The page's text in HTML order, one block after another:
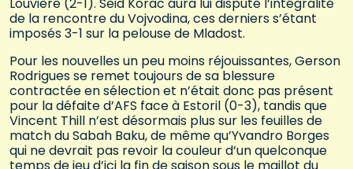
Louvière (2-1). Seid Korac aura lui disputé l’intégralité
de la rencontre du Vojvodina, ces derniers s’étant
imposés 3-1 sur la pelouse de Mladost.
Pour les nouvelles un peu moins réjouissantes, Gerson
Rodrigues se remet toujours de sa blessure
contractée en sélection et n’était donc pas présent
pour la défaite d’AFS face à Estoril (0-3), tandis que
Vincent Thill n’est désormais plus sur les feuilles de
match du Sabah Baku, de même qu’Yvandro Borges
qui ne devrait pas revoir la couleur d’un quelconque